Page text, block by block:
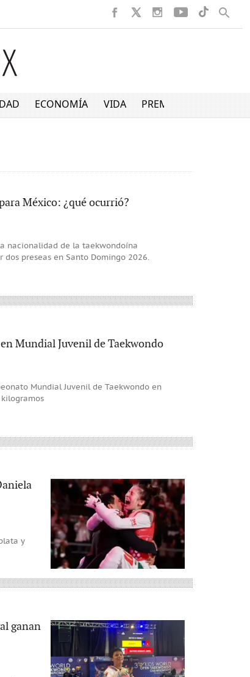
ECONOMÍA VIDA PREMIUM
México: ¿qué ocurrió?
nacionalidad de la taekwondoína
preseas en Santo Domingo 2026.
Mundial Juvenil de Taekwondo
Mundial Juvenil de Taekwondo en
y
ganan